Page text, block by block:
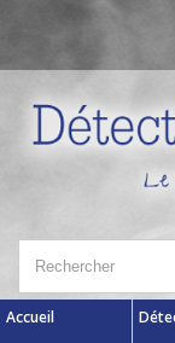
Accueil